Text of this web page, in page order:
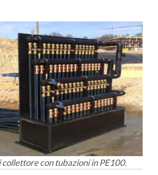
collettore con tubazioni in PE100.